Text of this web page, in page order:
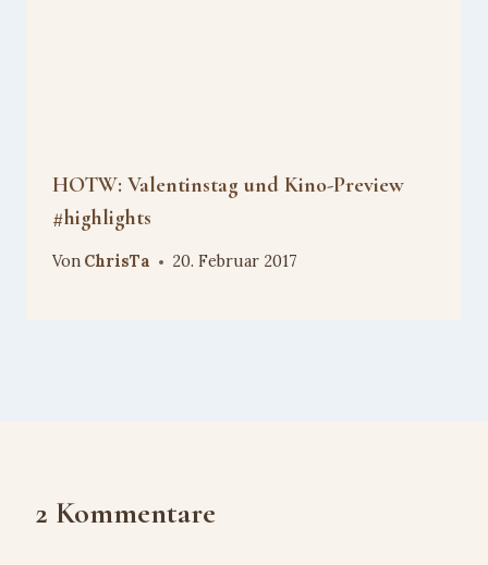
HOTW: Valentinstag und Kino-Preview
#highlights
Von ChrisTa 20. Februar 2017
2 Kommentare